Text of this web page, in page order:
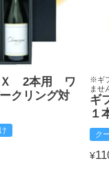
Ｘ 2本用 ワ
クリング対
※ギ
ませ
ギ
１
ク
¥